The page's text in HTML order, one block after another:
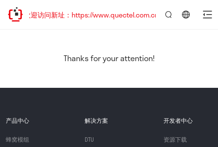
移，欢迎访问新址：https://www.quectel.com.cn
Thanks for your attention!
产品中心
蜂窝模组
解决方案
DTU
开发者中心
资源下载